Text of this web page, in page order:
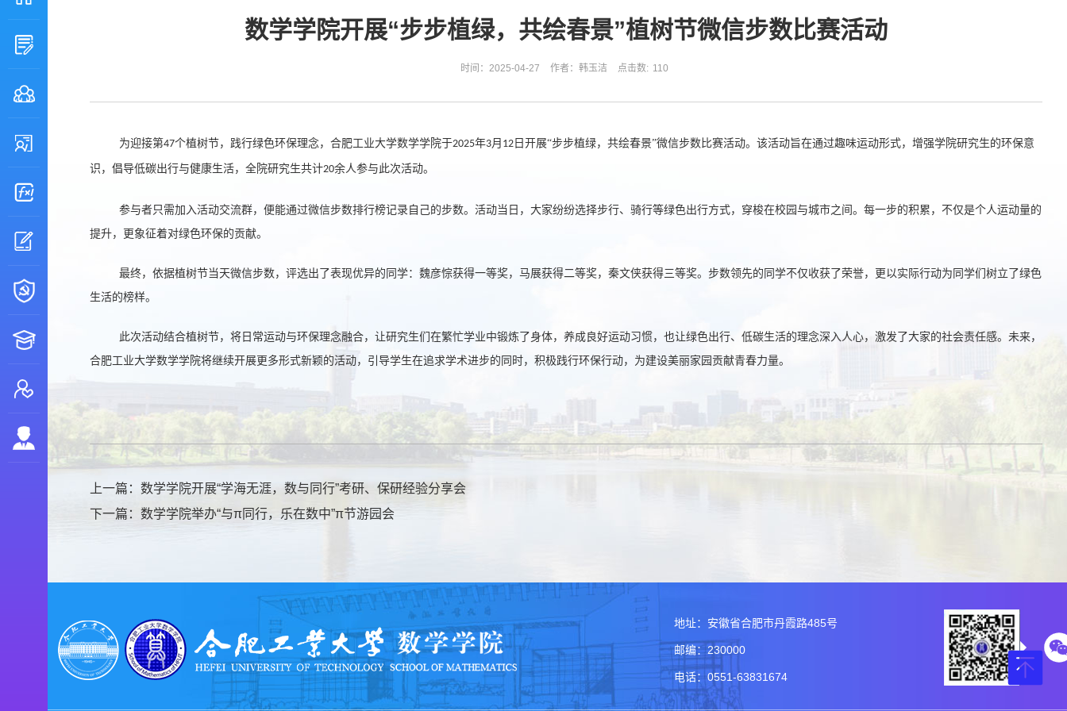
数学学院开展“步步植绿，共绘春景”植树节微信步数比赛活动
时间：2025-04-27 作者：韩玉洁 点击数: 110
为迎接第47个植树节，践行绿色环保理念，合肥工业大学数学学院于2025年3月 12 日开展“步步植绿，共绘春景”微信步数比赛活动。该活动旨在通过趣味运动形式，增强学院研究生的环保意
识，倡导低碳出行与健康生活，全院研究生共计20余人参与此次活动。
参与者只需加入活动交流群，便能通过微信步数排行榜记录自己的步数。活动当日，大家纷纷选择步行、骑行等绿色出行方式，穿梭在校园与城市之间。每一步的积累，不仅是个人运动量的
提升，更象征着对绿色环保的贡献。
最终，依据植树节当天微信步数，评选出了表现优异的同学：魏彦悰获得一等奖，马展获得二等奖，秦文侠获得三等奖。步数领先的同学不仅收获了荣誉，更以实际行动为同学们树立了绿色
生活的榜样。
此次活动结合植树节，将日常运动与环保理念融合，让研究生们在繁忙学业中锻炼了身体，养成良好运动习惯，也让绿色出行、低碳生活的理念深入人心，激发了大家的社会责任感。未来，
合肥工业大学数学学院将继续开展更多形式新颖的活动，引导学生在追求学术进步的同时，积极践行环保行动，为建设美丽家园贡献青春力量。
上一篇： 数学学院开展“学海无涯，数与同行”考研、保研经验分享会
下一篇： 数学学院举办“与π同行，乐在数中”π节游园会
地址：安徽省合肥市丹霞路485号
邮编：230000
电话：0551-63831674